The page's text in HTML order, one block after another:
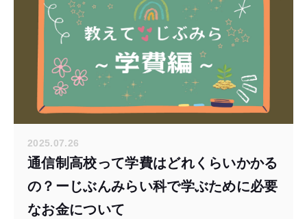
2025.07.26
通信制高校って学費はどれくらいかかる
の？ーじぶんみらい科で学ぶために必要
なお金について